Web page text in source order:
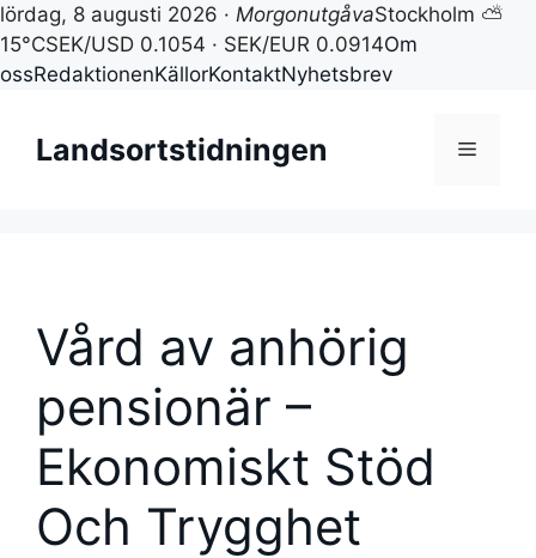
lördag, 8 augusti 2026 · MorgonutgåvaStockholm ⛅
15°CSEK/USD 0.1054 · SEK/EUR 0.0914Om
ossRedaktionenKällorKontaktNyhetsbrev
innehållLandsortstidningen Meny
Vård av anhörig
pensionär –
Ekonomiskt Stöd
Och Trygghet